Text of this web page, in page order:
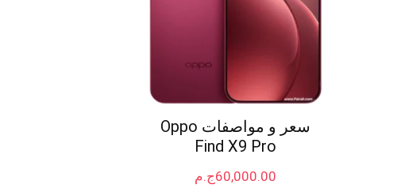
سعر و مواصفات Oppo
Find X9 Pro
ج.م60,000.00